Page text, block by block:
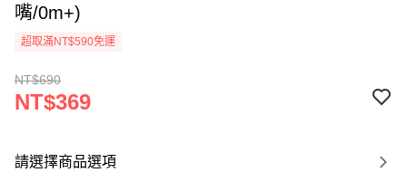
嘴/0m+)
超取滿NT$590免運
NT$690
NT$369
請選擇商品選項